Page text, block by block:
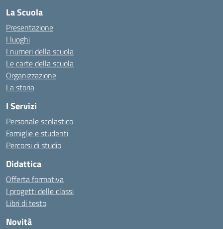
La Scuola
Presentazione
I luoghi
I numeri della scuola
Le carte della scuola
Organizzazione
La storia
I Servizi
Personale scolastico
Famiglie e studenti
Percorsi di studio
Didattica
Offerta formativa
I progetti delle classi
Libri di testo
Novità